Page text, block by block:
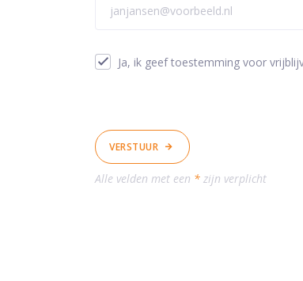
Ja, ik geef toestemming voor
VERSTUUR
Alle velden met een * zijn verplicht